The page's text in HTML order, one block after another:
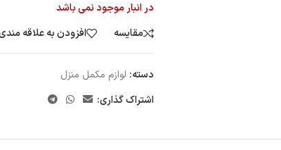
در انبار موجود نمی باشد
مقایسه
افزودن به علاقه
دسته: لوازم مکمل منزل
اشتراک گذاری: